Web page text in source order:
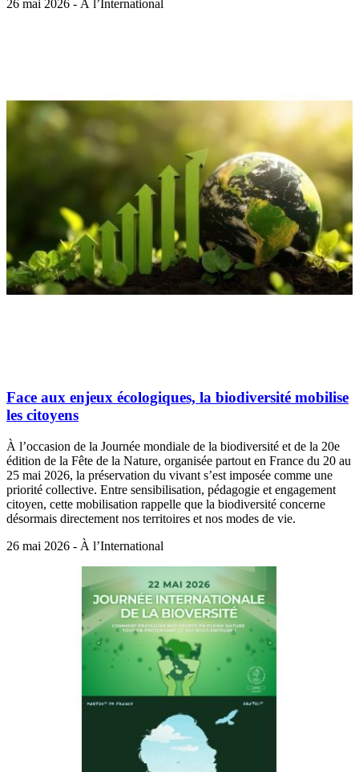
26 mai 2026 - À l’International
Face aux enjeux écologiques, la biodiversité mobilise
les citoyens
À l’occasion de la Journée mondiale de la biodiversité et de la 20e
édition de la Fête de la Nature, organisée partout en France du 20 au
25 mai 2026, la préservation du vivant s’est imposée comme une
priorité collective. Entre sensibilisation, pédagogie et engagement
citoyen, cette mobilisation rappelle que la biodiversité concerne
désormais directement nos territoires et nos modes de vie.
26 mai 2026 - À l’International